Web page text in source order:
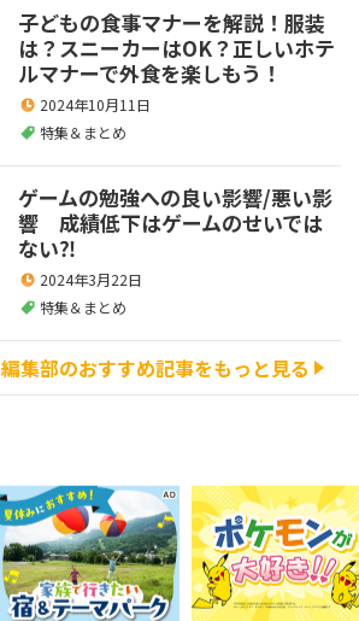
子どもの食事マナーを解説！服装
は？スニーカーはOK？正しいホテ
ルマナーで外食を楽しもう！
2024年10月11日
特集＆まとめ
ゲームの勉強への良い影響/悪い影
響 成績低下はゲームのせいでは
ない⁈
2024年3月22日
特集＆まとめ
編集部のおすすめ記事をもっと見る